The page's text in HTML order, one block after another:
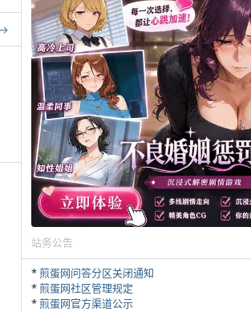
站务公告
*煎蛋网问答分区关闭通知
*煎蛋网社区管理规定
*煎蛋网官方渠道公示